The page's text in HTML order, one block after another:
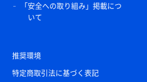
「安全への取り組み」掲載につ
いて
推奨環境
特定商取引法に基づく表記